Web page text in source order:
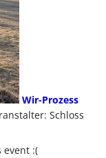
Wir-Prozess
Schloss
event :(